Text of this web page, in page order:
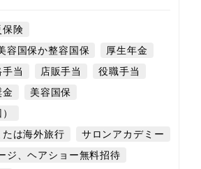
保険
容国保か整容国保
厚生年金
手当 店販手当
役職手当
金
美容国保
は海外旅行
サロンアカデミー
ジ、ヘアショー無料招待